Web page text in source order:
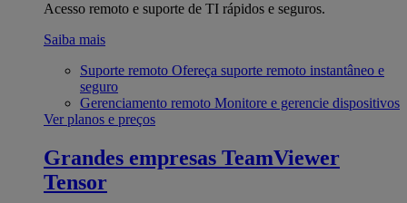
Acesso remoto e suporte de TI rápidos e seguros.
Saiba mais
Suporte remoto Ofereça suporte remoto instantâneo e
seguro
Gerenciamento remoto Monitore e gerencie dispositivos
Ver planos e preços
Grandes empresas TeamViewer
Tensor